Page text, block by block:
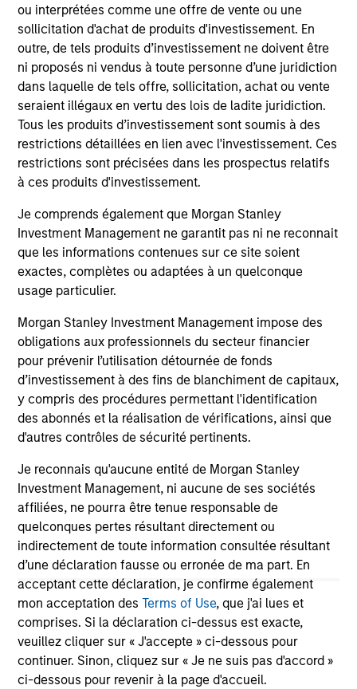
ou interprétées comme une offre de vente ou une
sollicitation d'achat de produits d'investissement. En
outre, de tels produits d’investissement ne doivent être
ni proposés ni vendus à toute personne d’une juridiction
dans laquelle de tels offre, sollicitation, achat ou vente
seraient illégaux en vertu des lois de ladite juridiction.
Tous les produits d’investissement sont soumis à des
restrictions détaillées en lien avec l'investissement. Ces
restrictions sont précisées dans les prospectus relatifs
à ces produits d'investissement.
Je comprends également que Morgan Stanley
Investment Management ne garantit pas ni ne reconnait
que les informations contenues sur ce site soient
exactes, complètes ou adaptées à un quelconque
usage particulier.
Morgan Stanley Investment Management impose des
obligations aux professionnels du secteur financier
pour prévenir l’utilisation détournée de fonds
d’investissement à des fins de blanchiment de capitaux,
y compris des procédures permettant l'identification
des abonnés et la réalisation de vérifications, ainsi que
d'autres contrôles de sécurité pertinents.
Je reconnais qu'aucune entité de Morgan Stanley
Investment Management, ni aucune de ses sociétés
affiliées, ne pourra être tenue responsable de
quelconques pertes résultant directement ou
indirectement de toute information consultée résultant
d’une déclaration fausse ou erronée de ma part. En
acceptant cette déclaration, je confirme également
mon acceptation desTerms of Use, que j'ai lues et
comprises. Si la déclaration ci-dessus est exacte,
veuillez cliquer sur « J'accepte » ci-dessous pour
continuer. Sinon, cliquez sur « Je ne suis pas d'accord »
ci-dessous pour revenir à la page d'accueil.
ALTS IN FOCUS
Hedge Funds 2026 Midyear Outlook
As markets grow more complex and the
dispersion of outcomes increases, we believe
hedge funds will continue to play a valuable
role in investor portfolios through 2026,
offering the potential to enhance returns,
reduce volatility, and provide diversification
regardless of the market’s ultimate direction.
May not represent all Team Members.
The information on this page is for informational
purposes only. The information contained herein does
not constitute and should not be construed as an
offering of advisory services or an offer to sell or a
solicitation of an offer to buy any securities in any
jurisdiction in which such offer or solicitation,
purchase or sale would be unlawful under the
securities, insurance or other laws of such jurisdiction.
All investing involves risks, including a loss of principal.
Please refer to the strategy detail page for important
information on the strategy, including additional risk
considerations.